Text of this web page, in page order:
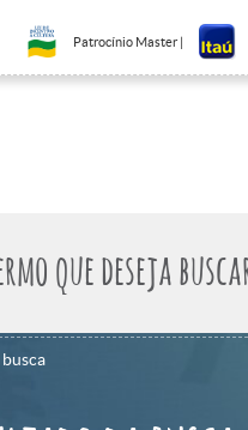
Patrocínio Master |